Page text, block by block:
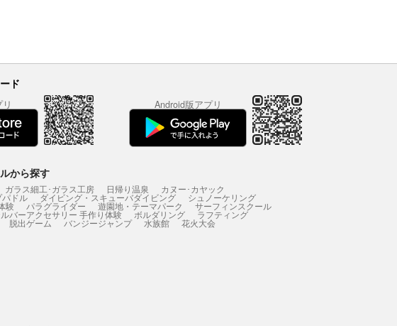
ド
Android版アプリ
から探す
ガラス細工･ガラス工房 日帰り温泉 カヌー･カヤック
ドル ダイビング・スキューバダイビング シュノーケリング
験 パラグライダー 遊園地・テーマパーク サーフィンスクール
バーアクセサリー 手作り体験 ボルダリング ラフティング
脱出ゲーム バンジージャンプ 水族館 花火大会